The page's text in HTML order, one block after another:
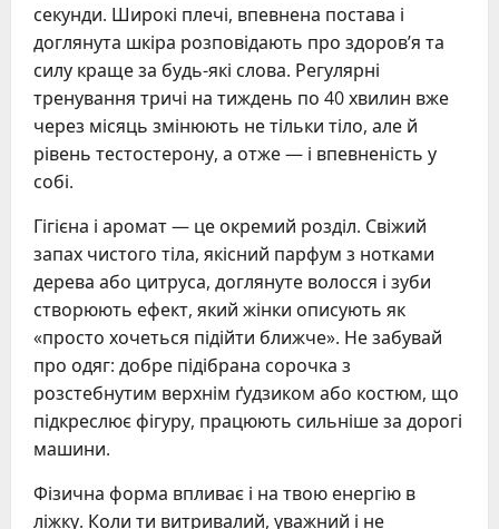
секунди. Широкі плечі, впевнена постава і
доглянута шкіра розповідають про здоров’я та
силу краще за будь-які слова. Регулярні
тренування тричі на тиждень по 40 хвилин вже
через місяць змінюють не тільки тіло, але й
рівень тестостерону, а отже — і впевненість у
собі.
Гігієна і аромат — це окремий розділ. Свіжий
запах чистого тіла, якісний парфум з нотками
дерева або цитруса, доглянуте волосся і зуби
створюють ефект, який жінки описують як
«просто хочеться підійти ближче». Не забувай
про одяг: добре підібрана сорочка з
розстебнутим верхнім ґудзиком або костюм, що
підкреслює фігуру, працюють сильніше за дорогі
машини.
Фізична форма впливає і на твою енергію в
ліжку. Коли ти витривалий, уважний і не